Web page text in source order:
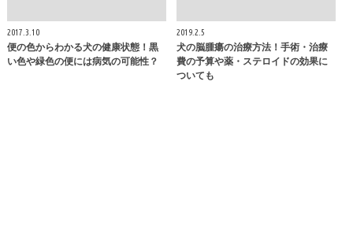
2017.3.10
便の色からわかる犬の健康状態！黒
い色や緑色の便には病気の可能性？
2019.2.5
犬の脳腫瘍の治療方法！手術・治療
費の予算や薬・ステロイドの効果に
ついても